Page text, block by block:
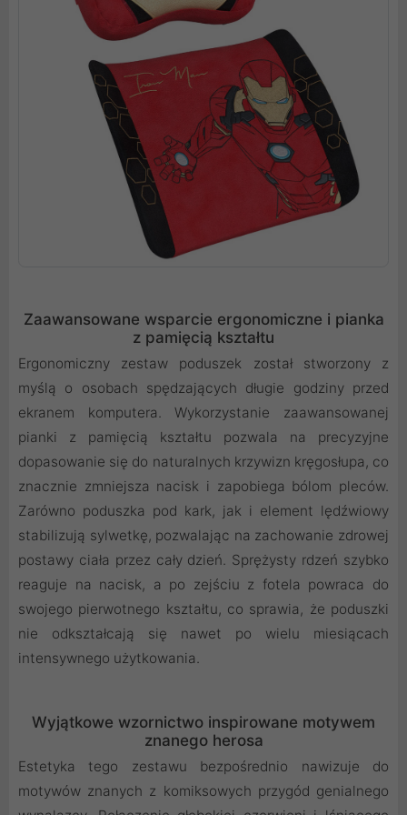
Zaawansowane wsparcie ergonomiczne i pianka
z pamięcią kształtu
Ergonomiczny zestaw poduszek został stworzony z
myślą o osobach spędzających długie godziny przed
ekranem komputera. Wykorzystanie zaawansowanej
pianki z pamięcią kształtu pozwala na precyzyjne
dopasowanie się do naturalnych krzywizn kręgosłupa, co
znacznie zmniejsza nacisk i zapobiega bólom pleców.
Zarówno poduszka pod kark, jak i element lędźwiowy
stabilizują sylwetkę, pozwalając na zachowanie zdrowej
postawy ciała przez cały dzień. Sprężysty rdzeń szybko
reaguje na nacisk, a po zejściu z fotela powraca do
swojego pierwotnego kształtu, co sprawia, że poduszki
nie odkształcają się nawet po wielu miesiącach
intensywnego użytkowania.
Wyjątkowe wzornictwo inspirowane motywem
znanego herosa
Estetyka tego zestawu bezpośrednio nawizuje do
motywów znanych z komiksowych przygód genialnego